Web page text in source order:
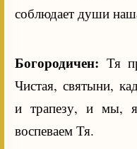
соблюдает души
Богородичен: Тя
Чистая, святыни,
и трапезу, и мы,
воспеваем Тя.